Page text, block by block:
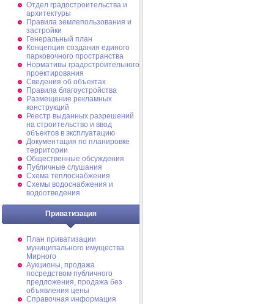
Отдел градостроительства и
архитектуры
Правила землепользования и
застройки
Генеральный план
Концепция создания единого
парковочного пространства
Нормативы градостроительного
проектирования
Сведения об объектах
Правила благоустройства
Размещение рекламных
конструкций
Реестр выданных разрешений
на строительство и ввод
объектов в эксплуатацию
Документация по планировке
территории
Общественные обсуждения
Публичные слушания
Схема теплоснабжения
Схемы водоснабжения и
водоотведения
Приватизация
План приватизации
муниципального имущества
Мирного
Аукционы, продажа
посредством публичного
предложения, продажа без
объявления цены
Справочная информация